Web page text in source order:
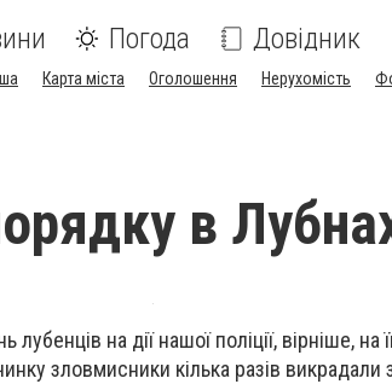
Погода Довідник
Карта міста Оголошення Нерухомість
в
на дії нашої поліції, вірніше, на
зловмисники кілька разів викрадали